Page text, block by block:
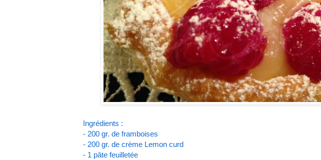
Ingrédients :
- 200 gr. de framboises
- 200 gr. de crème Lemon curd
- 1 pâte feuilletée